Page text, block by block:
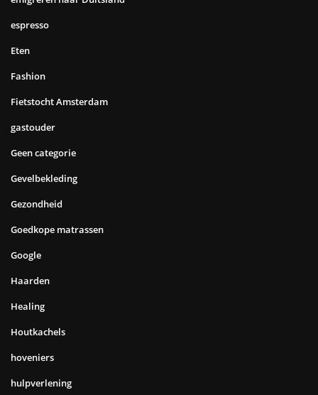
espresso
Eten
Fashion
Fietstocht Amsterdam
gastouder
Geen categorie
Gevelbekleding
Gezondheid
Goedkope matrassen
Google
Haarden
Healing
Houtkachels
hoveniers
hulpverlening